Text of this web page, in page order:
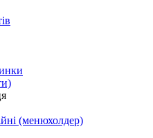
(менюхолдер)